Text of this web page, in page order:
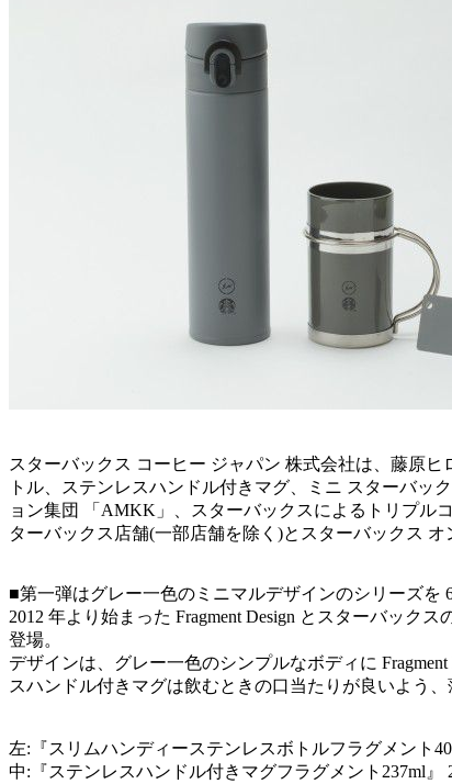
スターバックス コーヒー ジャパン 株式会社は、藤原
トル、ステンレスハンドル付きマグ、ミニ スターバッ
ョン集団 「AMKK」、スターバックスによるトリプル
ターバックス店舗(一部店舗を除く)とスターバックス オ
■第一弾はグレー一色のミニマルデザインのシリーズを
2012 年より始まった Fragment Design とスターバック
登場。
デザインは、グレー一色のシンプルなボディに
スハンドル付きマグは飲むときの口当たりが良いよう
左:『スリムハンディーステンレスボトルフラグメント
中:『ステンレスハンドル付きマグフラグメント237ml』